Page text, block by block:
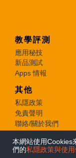
本網站使用Cookies
們的私隱政策與使
教學評測
應用秘技
新品測試
Apps 情報
其他
私隱政策
免責聲明
聯絡/關於我們
© 2026 e-zone.